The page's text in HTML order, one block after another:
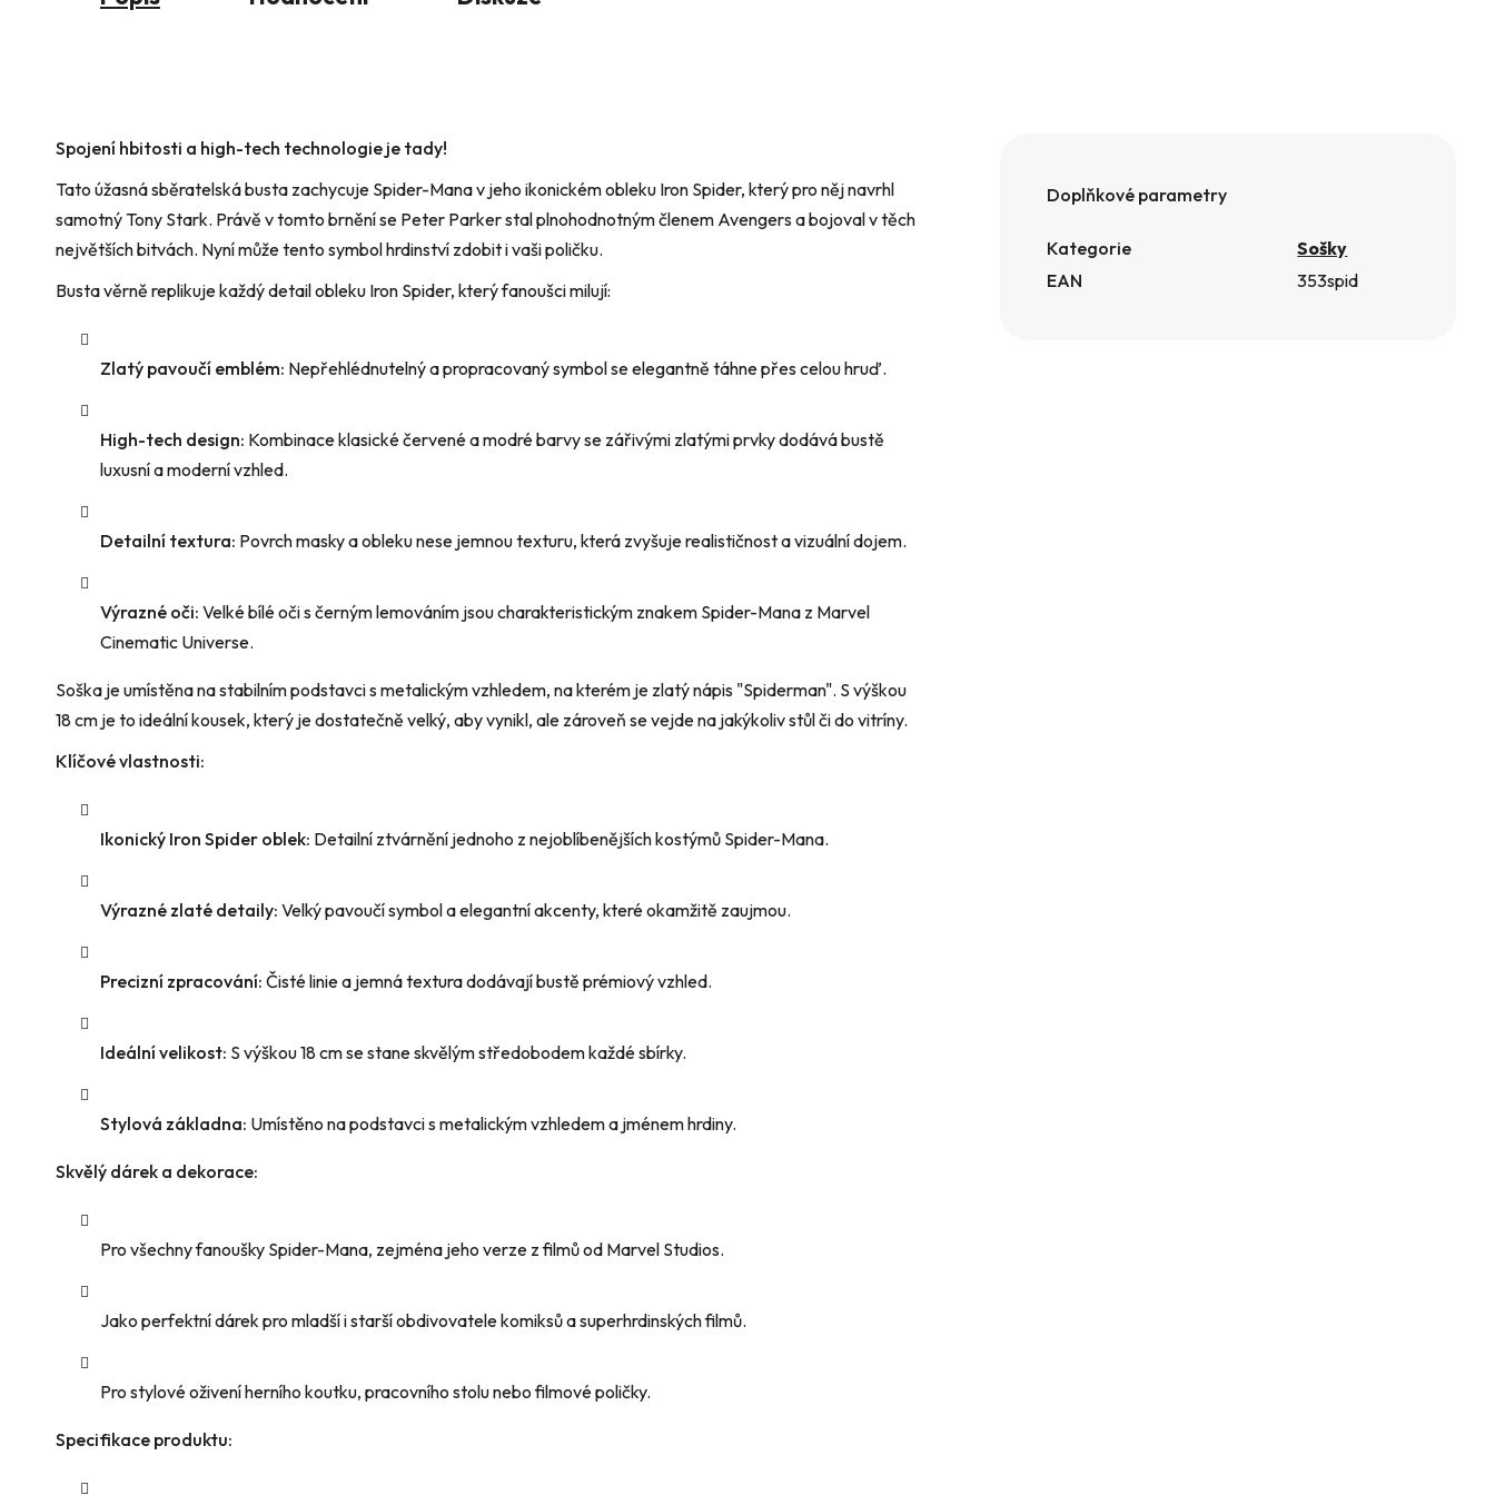
Spojení hbitosti a high-tech technologie je tady!
Tato úžasná sběratelská busta zachycuje Spider-Mana v jeho ikonickém obleku Iron Spider, který pro něj navrhl
samotný Tony Stark. Právě v tomto brnění se Peter Parker stal plnohodnotným členem Avengers a bojoval v těch
největších bitvách. Nyní může tento symbol hrdinství zdobit i vaši poličku.
Busta věrně replikuje každý detail obleku Iron Spider, který fanoušci milují:
Zlatý pavoučí emblém: Nepřehlédnutelný a propracovaný symbol se elegantně táhne přes celou hruď.
High-tech design: Kombinace klasické červené a modré barvy se zářivými zlatými prvky dodává bustě
luxusní a moderní vzhled.
Detailní textura: Povrch masky a obleku nese jemnou texturu, která zvyšuje realističnost a vizuální dojem.
Výrazné oči: Velké bílé oči s černým lemováním jsou charakteristickým znakem Spider-Mana z Marvel
Cinematic Universe.
Soška je umístěna na stabilním podstavci s metalickým vzhledem, na kterém je zlatý nápis "Spiderman". S výškou
18 cm je to ideální kousek, který je dostatečně velký, aby vynikl, ale zároveň se vejde na jakýkoliv stůl či do vitríny.
Klíčové vlastnosti:
Ikonický Iron Spider oblek: Detailní ztvárnění jednoho z nejoblíbenějších kostýmů Spider-Mana.
Výrazné zlaté detaily: Velký pavoučí symbol a elegantní akcenty, které okamžitě zaujmou.
Precizní zpracování: Čisté linie a jemná textura dodávají bustě prémiový vzhled.
Ideální velikost: S výškou 18 cm se stane skvělým středobodem každé sbírky.
Stylová základna: Umístěno na podstavci s metalickým vzhledem a jménem hrdiny.
Skvělý dárek a dekorace:
Pro všechny fanoušky Spider-Mana, zejména jeho verze z filmů od Marvel Studios.
Jako perfektní dárek pro mladší i starší obdivovatele komiksů a superhrdinských filmů.
Pro stylové oživení herního koutku, pracovního stolu nebo filmové poličky.
Specifikace produktu:
Doplňkové parametry
Kategorie
Sošky
EAN
353spid